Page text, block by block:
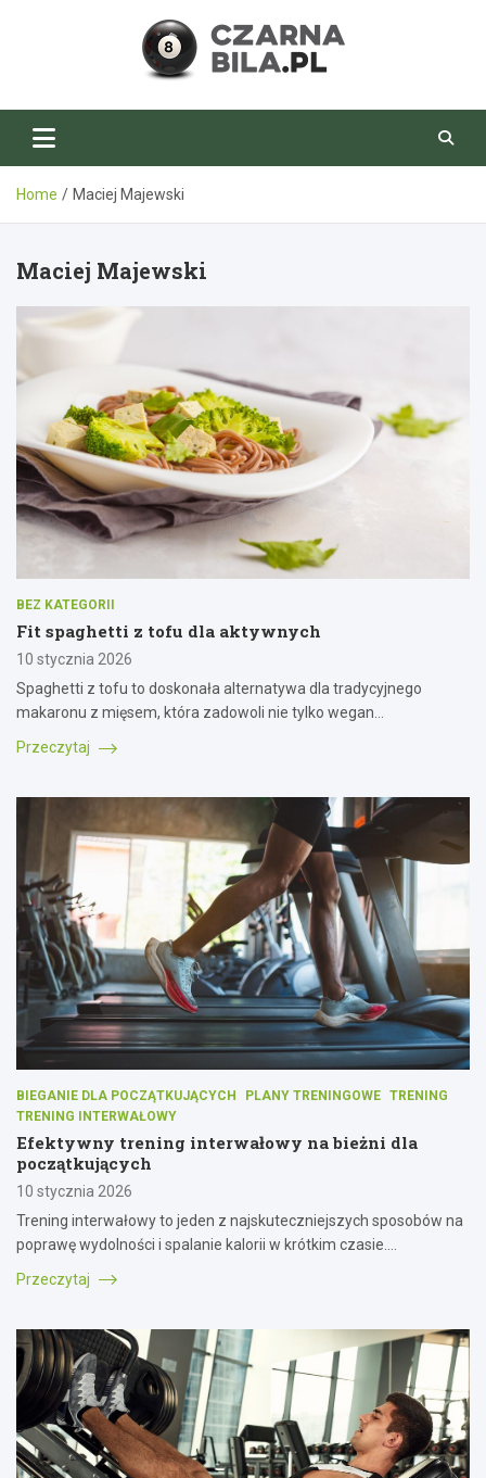
CzarnaBila.pl
Home Maciej Majewski
Maciej Majewski
BEZ KATEGORII
Fit spaghetti z tofu dla aktywnych
10 stycznia 2026
Spaghetti z tofu to doskonała alternatywa dla tradycyjnego
makaronu z mięsem, która zadowoli nie tylko wegan…
Przeczytaj
BIEGANIE DLA POCZĄTKUJĄCYCH PLANY TRENINGOWE TRENING
TRENING INTERWAŁOWY
Efektywny trening interwałowy na bieżni dla
początkujących
10 stycznia 2026
Trening interwałowy to jeden z najskuteczniejszych sposobów na
poprawę wydolności i spalanie kalorii w krótkim czasie.…
Przeczytaj